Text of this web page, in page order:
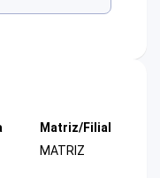
Matriz/Filial
MATRIZ